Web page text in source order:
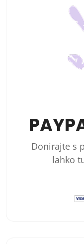
Donirajte s
lahko